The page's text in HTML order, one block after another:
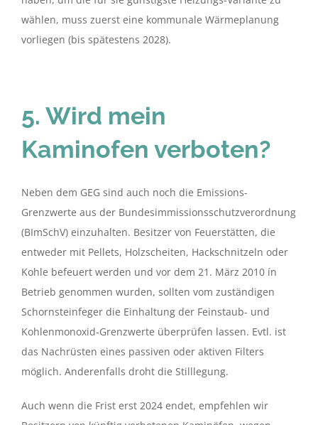
wählen, muss zuerst eine kommunale Wärmeplanung
vorliegen (bis spätestens 2028).
5. Wird mein
Kaminofen verboten?
Neben dem GEG sind auch noch die Emissions-
Grenzwerte aus der Bundesimmissionsschutzverordnung
(BImSchV) einzuhalten. Besitzer von Feuerstätten, die
entweder mit Pellets, Holzscheiten, Hackschnitzeln oder
Kohle befeuert werden und vor dem 21. März 2010 ín
Betrieb genommen wurden, sollten vom zuständigen
Schornsteinfeger die Einhaltung der Feinstaub- und
Kohlenmonoxid-Grenzwerte überprüfen lassen. Evtl. ist
das Nachrüsten eines passiven oder aktiven Filters
möglich. Anderenfalls droht die Stilllegung.
Auch wenn die Frist erst 2024 endet, empfehlen wir